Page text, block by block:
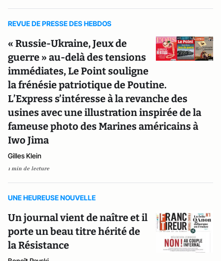
REVUE DE PRESSE DES HEBDOS
« Russie-Ukraine, Jeux de
guerre » au-delà des tensions
immédiates, Le Point souligne
la frénésie patriotique de Poutine.
L’Express s’intéresse à la revanche des
usines avec une illustration inspirée de la
fameuse photo des Marines américains à
Iwo Jima
Gilles Klein
1 min de lecture
UNE HEUREUSE NOUVELLE
Un journal vient de naître et il
porte un beau titre hérité de
la Résistance